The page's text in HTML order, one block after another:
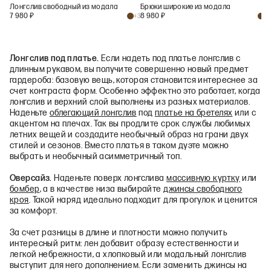
Лонгслив свободный из модала
7 980 ₽ +3
Брюки широкие из модала
8 980 ₽
Лонгслив под платье. Если надеть под платье лонгслив с
длинным рукавом, вы получите совершенно новый предмет
гардероба: базовую вещь, которая становится интереснее за
счет контраста форм. Особенно эффектно это работает, когда
лонгслив и верхний слой выполнены из разных материалов.
Наденьте облегающий лонгслив под платье на бретелях или с
акцентом на плечах. Так вы продлите срок службы любимых
летних вещей и создадите необычный образ на грани двух
стилей и сезонов. Вместо платья в таком дуэте можно
выбрать и необычный асимметричный топ.
Оверсайз. Наденьте поверх лонгсливамассивную куртку или
бомбер, а в качестве низа выбирайтеджинсы свободного
кроя. Такой наряд идеально подходит для прогулок и ценится
за комфорт.
За счет разницы в длине и плотности можно получить
интересный ритм: лен добавит образу естественности и
легкой небрежности, а хлопковый или модальный лонгслив
выступит для него дополнением. Если заменить джинсы на